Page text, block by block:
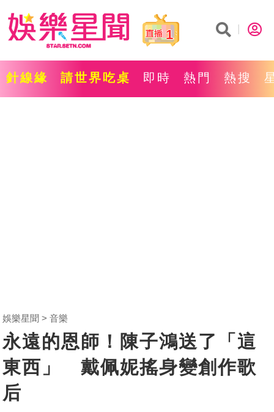
1
針線緣 請世界吃桌 即時 熱門 熱搜
娛樂星聞 音樂
永遠的恩師！陳子鴻送了「這
東西」 戴佩妮搖身變創作歌
后